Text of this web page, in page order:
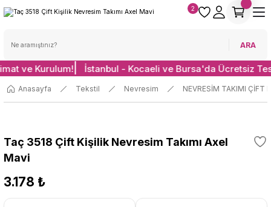
ARA
2
ve Kurulum! İstanbul - Kocaeli ve Bursa'da Ücretsiz
Anasayfa Tekstil Nevresim NEVRESİM TAKIMI ÇİFT
Taç 3518 Çift Kişilik Nevresim Takımı Axel
Mavi
3.178 ₺